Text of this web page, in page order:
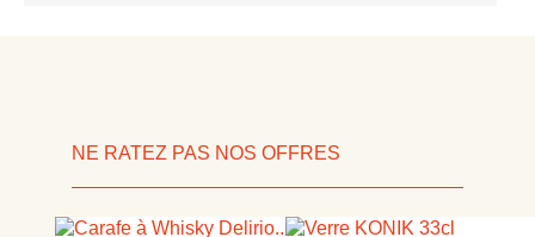
NE RATEZ PAS NOS OFFRES